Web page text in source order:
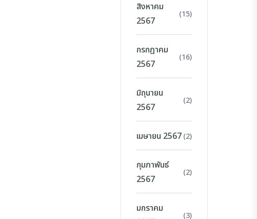
สิงหาคม
2567
(15)
กรกฎาคม
2567
(16)
มิถุนายน
2567
(2)
เมษายน 2567(2)
กุมภาพันธ์
2567
(2)
มกราคม
(3)